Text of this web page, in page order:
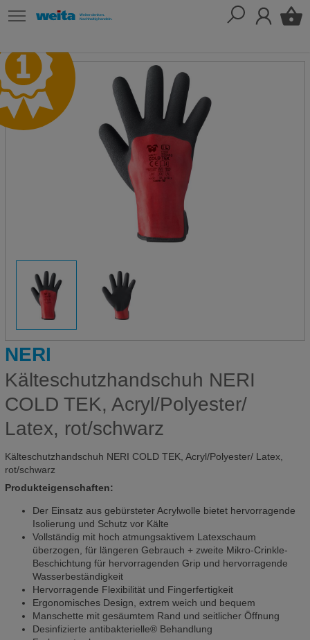
NERI
Kälteschutzhandschuh NERI
COLD TEK, Acryl/Polyester/
Latex, rot/schwarz
Kälteschutzhandschuh NERI COLD TEK, Acryl/Polyester/ Latex,
rot/schwarz
Produkteigenschaften:
Der Einsatz aus gebürsteter Acrylwolle bietet hervorragende
Isolierung und Schutz vor Kälte
Vollständig mit hoch atmungsaktivem Latexschaum
überzogen, für längeren Gebrauch + zweite Mikro-Crinkle-
Beschichtung für hervorragenden Grip und hervorragende
Wasserbeständigkeit
Hervorragende Flexibilität und Fingerfertigkeit
Ergonomisches Design, extrem weich und bequem
Manschette mit gesäumtem Rand und seitlicher Öffnung
Desinfizierte antibakterielle® Behandlung